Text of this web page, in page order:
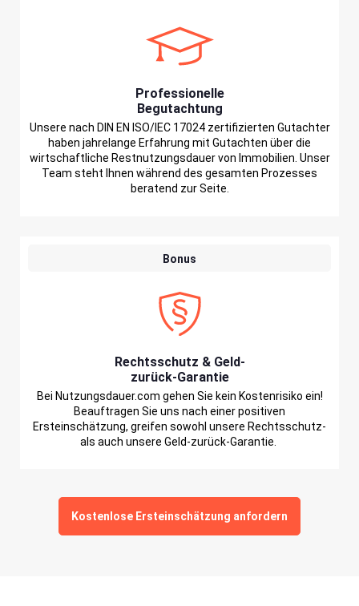
Professionelle
Begutachtung
Unsere nach DIN EN ISO/IEC 17024 zertifizierten Gutachter
haben jahrelange Erfahrung mit Gutachten über die
wirtschaftliche Restnutzungsdauer von Immobilien. Unser
Team steht Ihnen während des gesamten Prozesses
beratend zur Seite.
Bonus
Rechtsschutz & Geld-
zurück-Garantie
Bei Nutzungsdauer.com gehen Sie kein Kostenrisiko ein!
Beauftragen Sie uns nach einer positiven
Ersteinschätzung, greifen sowohl unsere Rechtsschutz-
als auch unsere Geld-zurück-Garantie.
Kostenlose Ersteinschätzung anfordern